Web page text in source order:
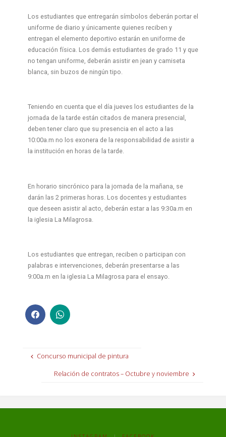
Los estudiantes que entregarán símbolos deberán portar el
uniforme de diario y únicamente quienes reciben y
entregan el elemento deportivo estarán en uniforme de
educación física. Los demás estudiantes de grado 11 y que
no tengan uniforme, deberán asistir en jean y camiseta
blanca, sin buzos de ningún tipo.
Teniendo en cuenta que el día jueves los estudiantes de la
jornada de la tarde están citados de manera presencial,
deben tener claro que su presencia en el acto a las
10:00a.m no los exonera de la responsabilidad de asistir a
la institución en horas de la tarde.
En horario sincrónico para la jornada de la mañana, se
darán las 2 primeras horas. Los docentes y estudiantes
que deseen asistir al acto, deberán estar a las 9:30a.m en
la iglesia La Milagrosa.
Los estudiantes que entregan, reciben o participan con
palabras e intervenciones, deberán presentarse a las
9:00a.m en la iglesia La Milagrosa para el ensayo.
Concurso municipal de pintura
Relación de contratos – Octubre y noviembre